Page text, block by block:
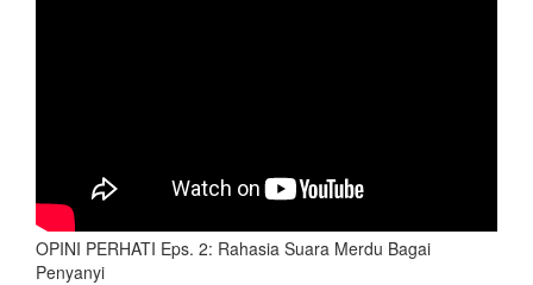
OPINI PERHATI Eps. 2: Rahasia Suara Merdu Bagai
Penyanyi